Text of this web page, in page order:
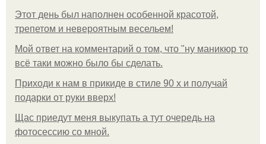
Этот день был наполнен особенной красотой,
трепетом и невероятным весельем!
Мой ответ на комментарий о том, что "ну маникюр то
всё таки можно было бы сделать.
Приходи к нам в прикиде в стиле 90 х и получай
подарки от руки вверх!
Щас приедут меня выкупать а тут очередь на
фотосессию со мной.